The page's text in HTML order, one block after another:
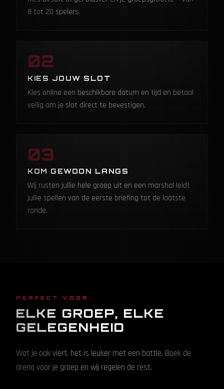
8 tot 20 spelers.
02
KIES JOUW SLOT
Kies online een beschikbare datum en tijd en betaal
veilig om je slot direct te bevestigen.
03
KOM GEWOON LANGS
Wij rusten jullie hele groep uit en een marshal leidt
jullie spellen van de eerste briefing tot de laatste
ronde.
PERFECT VOOR
ELKE GROEP, ELKE
GELEGENHEID
Wat je ook viert, het is leuker met een battle. Boek de
arena voor je groep en wij regelen de rest.